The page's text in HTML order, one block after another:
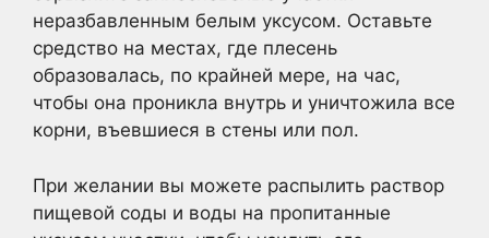
неразбавленным белым уксусом. Оставьте
средство на местах, где плесень
образовалась, по крайней мере, на час,
чтобы она проникла внутрь и уничтожила все
корни, въевшиеся в стены или пол.
При желании вы можете распылить раствор
пищевой соды и воды на пропитанные